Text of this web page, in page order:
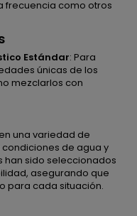
frecuencia como otros
Estándar: Para
únicas de los
mezclarlos con
una variedad de
de agua y
han sido seleccionados
asegurando que
para cada situación.